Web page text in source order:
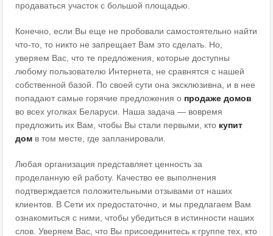
продаваться участок с большой площадью.
Конечно, если Вы еще не пробовали самостоятельно найти
что-то, то никто не запрещает Вам это сделать. Но,
уверяем Вас, что те предложения, которые доступны
любому пользователю Интернета, не сравнятся с нашей
собственной базой. По своей сути она эксклюзивна, и в нее
попадают самые горячие предложения о продаже домов
во всех уголках Беларуси. Наша задача — вовремя
предложить их Вам, чтобы Вы стали первыми, кто купит
дом в том месте, где запланировали.
Любая организация представляет ценность за
проделанную ей работу. Качество ее выполнения
подтверждается положительными отзывами от наших
клиентов. В Сети их предостаточно, и мы предлагаем Вам
ознакомиться с ними, чтобы убедиться в истинности наших
слов. Уверяем Вас, что Вы присоединитесь к группе тех, кто